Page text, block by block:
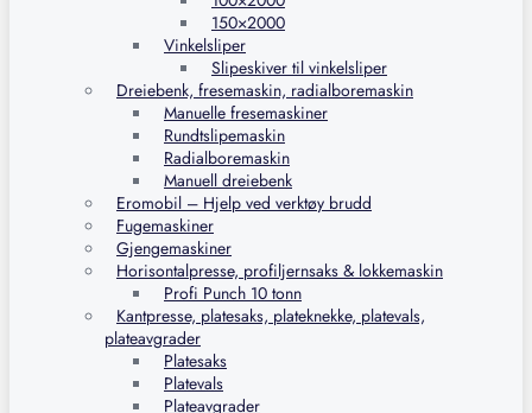
150×2000
Vinkelsliper
Slipeskiver til vinkelsliper
Dreiebenk, fresemaskin, radialboremaskin
Manuelle fresemaskiner
Rundtslipemaskin
Radialboremaskin
Manuell dreiebenk
Eromobil – Hjelp ved verktøy brudd
Fugemaskiner
Gjengemaskiner
Horisontalpresse, profiljernsaks & lokkemaskin
Profi Punch 10 tonn
Kantpresse, platesaks, plateknekke, platevals,
plateavgrader
Platesaks
Platevals
Plateavgrader